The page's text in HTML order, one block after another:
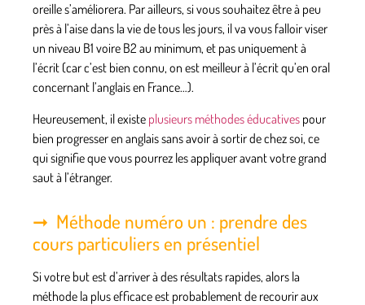
oreille s’améliorera. Par ailleurs, si vous souhaitez être à peu
près à l’aise dans la vie de tous les jours, il va vous falloir viser
un niveau B1 voire B2 au minimum, et pas uniquement à
l’écrit (car c’est bien connu, on est meilleur à l’écrit qu’en oral
concernant l’anglais en France…).
Heureusement, il existe plusieurs méthodes éducatives pour
bien progresser en anglais sans avoir à sortir de chez soi, ce
qui signifie que vous pourrez les appliquer avant votre grand
saut à l’étranger.
Méthode numéro un : prendre des
cours particuliers en présentiel
Si votre but est d’arriver à des résultats rapides, alors la
méthode la plus efficace est probablement de recourir aux